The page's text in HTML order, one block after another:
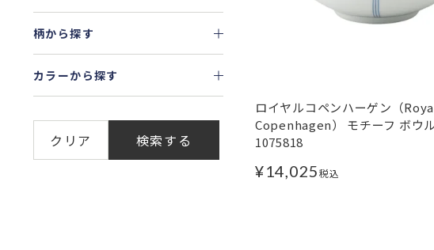
柄から探す
カラーから探す
クリア 検索する
ロイヤルコペンハーゲン（
Copenhagen） モチーフ ボウ
1075818
¥14,025税込